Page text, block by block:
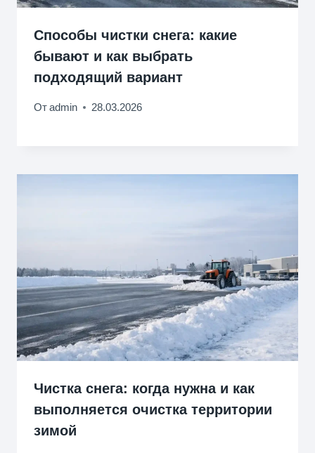
Способы чистки снега: какие
бывают и как выбрать
подходящий вариант
Отadmin 28.03.2026
Чистка снега: когда нужна и как
выполняется очистка территории
зимой